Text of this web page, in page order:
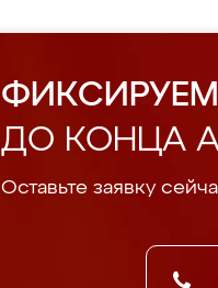
ДО КОНЦА
Оставьте заявку